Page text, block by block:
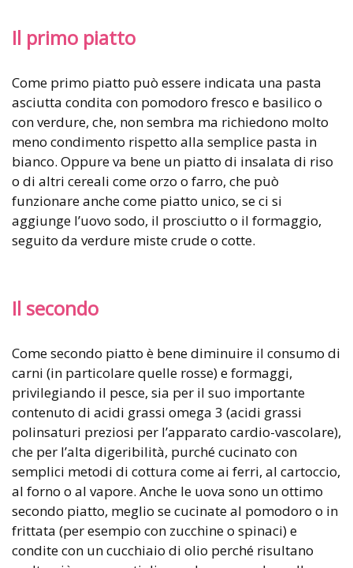
Il primo piatto
Come primo piatto può essere indicata una pasta
asciutta condita con pomodoro fresco e basilico o
con verdure, che, non sembra ma richiedono molto
meno condimento rispetto alla semplice pasta in
bianco. Oppure va bene un piatto di insalata di riso
o di altri cereali come orzo o farro, che può
funzionare anche come piatto unico, se ci si
aggiunge l’uovo sodo, il prosciutto o il formaggio,
seguito da verdure miste crude o cotte.
Il secondo
Come secondo piatto è bene diminuire il consumo di
carni (in particolare quelle rosse) e formaggi,
privilegiando il pesce, sia per il suo importante
contenuto di acidi grassi omega 3 (acidi grassi
polinsaturi preziosi per l’apparato cardio-vascolare),
che per l’alta digeribilità, purché cucinato con
semplici metodi di cottura come ai ferri, al cartoccio,
al forno o al vapore. Anche le uova sono un ottimo
secondo piatto, meglio se cucinate al pomodoro o in
frittata (per esempio con zucchine o spinaci) e
condite con un cucchiaio di olio perché risultano